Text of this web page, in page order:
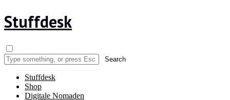
Stuffdesk
Stuffdesk
Shop
Digitale Nomaden